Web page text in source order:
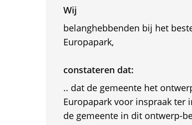
Wij
belanghebbenden bij het
Europapark,
constateren dat:
.. dat de gemeente het
Europapark voor inspraak ter
de gemeente in dit ontwerp-